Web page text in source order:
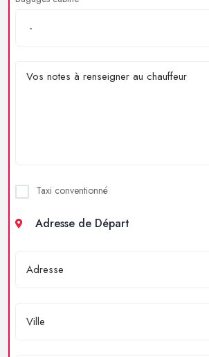
Taxi conventionné
Adresse de Départ